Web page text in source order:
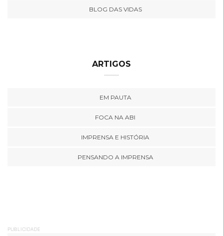
BLOG DAS VIDAS
ARTIGOS
EM PAUTA
FOCA NA ABI
IMPRENSA E HISTÓRIA
PENSANDO A IMPRENSA
PUBLICIDADE